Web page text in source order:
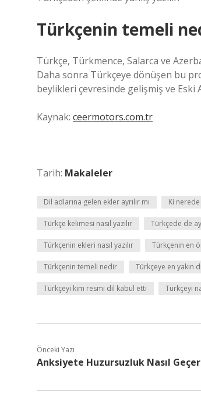
Türkçenin temeli
Türkçe, Türkmence, Salarca ve
Daha sonra Türkçeye dönüşen bu
beylikleri çevresinde gelişmiş ve
Kaynak: ceermotors.com.tr
Tarih: Makaleler
Dil adlarına gelen ekler ayrılır mı Ki nerede
Türkçe kelimesi nasıl yazılır Türkçede de
Türkçenin ekleri nasıl yazılır Türkçenin en
Türkçenin temeli nedir Türkçeye en yakın
Türkçeyi kim resmi dil kabul etti Türkçeyi
Önceki Yazı
Anksiyete Huzursuzluk Nasıl Geçer